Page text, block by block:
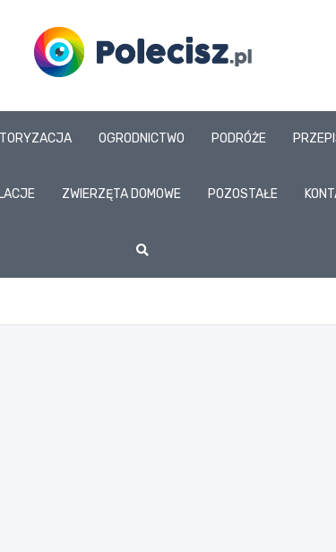
www.polecisz.pl
OGRODNICTWO PODRÓŻE
ZWIERZĘTA DOMOWE POZOSTAŁE